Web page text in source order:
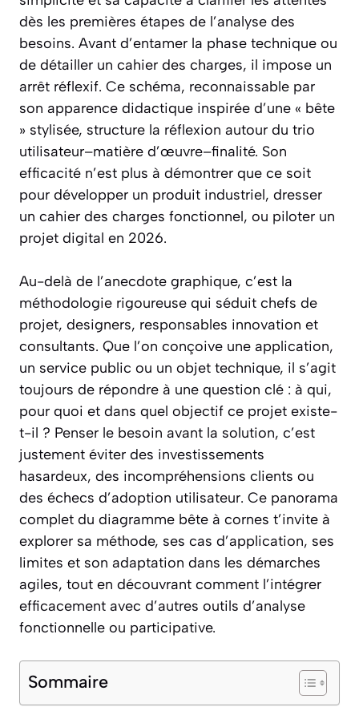
dès les premières étapes de l’analyse des
besoins. Avant d’entamer la phase technique ou
de détailler un cahier des charges, il impose un
arrêt réflexif. Ce schéma, reconnaissable par
son apparence didactique inspirée d’une « bête
» stylisée, structure la réflexion autour du trio
utilisateur–matière d’œuvre–finalité. Son
efficacité n’est plus à démontrer que ce soit
pour développer un produit industriel, dresser
un cahier des charges fonctionnel, ou piloter un
projet digital en 2026.
Au-delà de l’anecdote graphique, c’est la
méthodologie rigoureuse qui séduit chefs de
projet, designers, responsables innovation et
consultants. Que l’on conçoive une application,
un service public ou un objet technique, il s’agit
toujours de répondre à une question clé : à qui,
pour quoi et dans quel objectif ce projet existe-
t-il ? Penser le besoin avant la solution, c’est
justement éviter des investissements
hasardeux, des incompréhensions clients ou
des échecs d’adoption utilisateur. Ce panorama
complet du diagramme bête à cornes t’invite à
explorer sa méthode, ses cas d’application, ses
limites et son adaptation dans les démarches
agiles, tout en découvrant comment l’intégrer
efficacement avec d’autres outils d’analyse
fonctionnelle ou participative.
Sommaire